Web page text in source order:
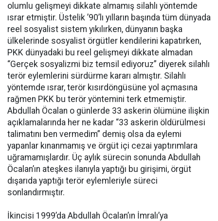
olumlu gelişmeyi dikkate almamış silahlı yöntemde
ısrar etmiştir. Üstelik ’90’lı yılların başında tüm dünyada
reel sosyalist sistem yıkılırken, dünyanın başka
ülkelerinde sosyalist örgütler kendilerini kapatırken,
PKK dünyadaki bu reel gelişmeyi dikkate almadan
“Gerçek sosyalizmi biz temsil ediyoruz” diyerek silahlı
terör eylemlerini sürdürme kararı almıştır. Silahlı
yöntemde ısrar, terör kısırdöngüsüne yol açmasına
rağmen PKK bu terör yöntemini terk etmemiştir.
Abdullah Öcalan o günlerde 33 askerin ölümüne ilişkin
açıklamalarında her ne kadar “33 askerin öldürülmesi
talimatını ben vermedim” demiş olsa da eylemi
yapanlar kınanmamış ve örgüt içi cezai yaptırımlara
uğramamışlardır. Üç aylık sürecin sonunda Abdullah
Öcalan’ın ateşkes ilanıyla yaptığı bu girişimi, örgüt
dışarıda yaptığı terör eylemleriyle süreci
sonlandırmıştır.
İkincisi 1999’da Abdullah Öcalan’ın İmralı’ya